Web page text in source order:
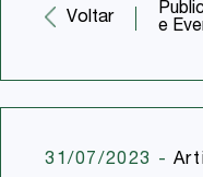
Voltar
e
31/07/2023 -